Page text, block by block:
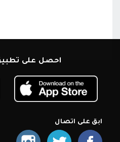
احصل على
ابق على اتصال